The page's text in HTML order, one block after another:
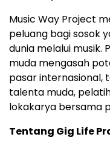
Music Way Project
peluang bagi sosok
dunia melalui musik.
muda mengasah
pasar internasional,
talenta muda,
lokakarya bersama
Tentang Gig Life